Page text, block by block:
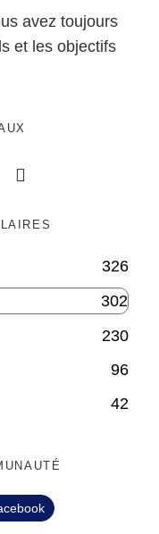
avez toujours
et les objectifs
326
302
230
96
42